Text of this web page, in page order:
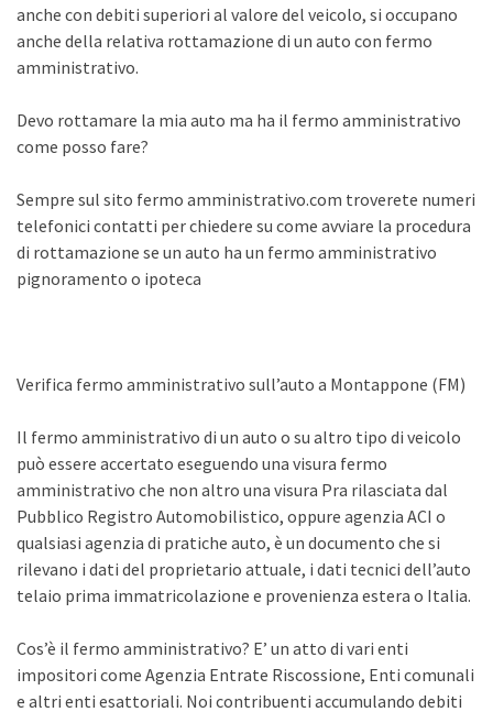
anche con debiti superiori al valore del veicolo, si occupano
anche della relativa rottamazione di un auto con fermo
amministrativo.
Devo rottamare la mia auto ma ha il fermo amministrativo
come posso fare?
Sempre sul sito fermo amministrativo.com troverete numeri
telefonici contatti per chiedere su come avviare la procedura
di rottamazione se un auto ha un fermo amministrativo
pignoramento o ipoteca
Verifica fermo amministrativo sull’auto a Montappone (FM)
Il fermo amministrativo di un auto o su altro tipo di veicolo
può essere accertato eseguendo una visura fermo
amministrativo che non altro una visura Pra rilasciata dal
Pubblico Registro Automobilistico, oppure agenzia ACI o
qualsiasi agenzia di pratiche auto, è un documento che si
rilevano i dati del proprietario attuale, i dati tecnici dell’auto
telaio prima immatricolazione e provenienza estera o Italia.
Cos’è il fermo amministrativo? E’ un atto di vari enti
impositori come Agenzia Entrate Riscossione, Enti comunali
e altri enti esattoriali. Noi contribuenti accumulando debiti